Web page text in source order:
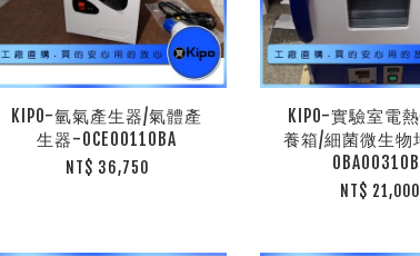
KIPO-氫氣產生器/氣體產
生器-OCE00110BA
NT$ 36,750
KIPO-實驗室電
養箱/細菌微生物
NT$ 21,000